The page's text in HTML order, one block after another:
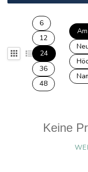
6
12
24
36
48
Keine